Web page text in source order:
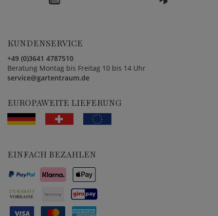
KUNDENSERVICE
+49 (0)3641 4787510
Beratung Montag bis Freitag 10 bis 14 Uhr
service@gartentraum.de
EUROPAWEITE LIEFERUNG
EINFACH BEZAHLEN